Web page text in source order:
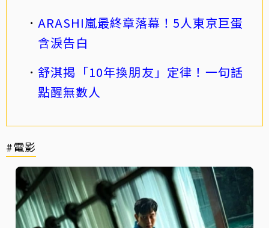
ARASHI嵐最終章落幕！5人東京巨蛋
含淚告白
舒淇揭「10年換朋友」定律！一句話
點醒無數人
#電影